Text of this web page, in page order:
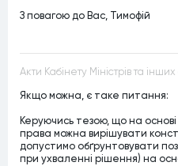
З повагою до Вас, Тимофій
Якщо можна, є таке питання:
Керуючись тезою, що на
права можна вирішувати
допустимо обґрунтовувати
при ухваленні рішення) на